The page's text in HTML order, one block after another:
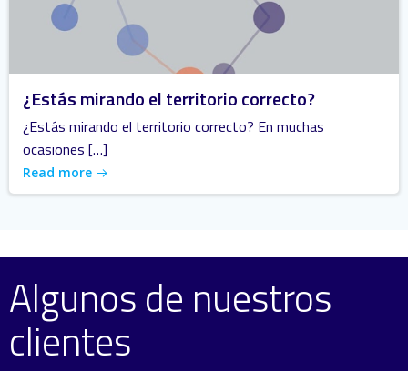
¿Estás mirando el territorio correcto?
¿Estás mirando el territorio correcto? En muchas
ocasiones […]
Read more
Algunos de nuestros
clientes